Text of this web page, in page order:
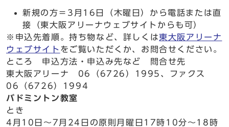
新規の方＝3月16日（木曜日）から電話または直
接（東大阪アリーナウェブサイトからも可）
※申込先着順。持ち物など、詳しくは東大阪アリーナ
ウェブサイト をご覧いただくか、お問合せください。
ところ 申込方法・申込み先など 問合せ先
東大阪アリーナ 06（6726）1995、ファクス
06（6726）1994
バドミントン教室
とき
4月10日～7月24日の原則月曜日17時10分～18時